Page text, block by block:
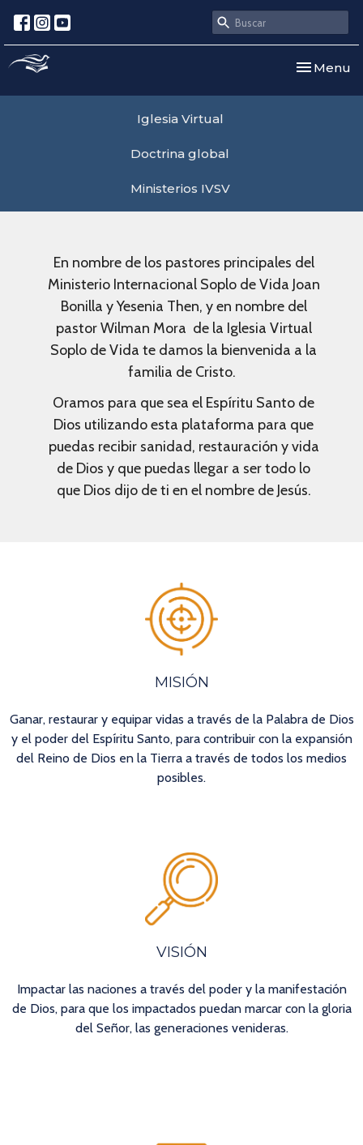
Toggle
Menu
Iglesia Virtual
Doctrina global
Ministerios IVSV
En nombre de los pastores principales del
Ministerio Internacional Soplo de Vida Joan
Bonilla y Yesenia Then, y en nombre del
pastor Wilman Mora de la Iglesia Virtual
Soplo de Vida te damos la bienvenida a la
familia de Cristo.
Oramos para que sea el Espíritu Santo de
Dios utilizando esta plataforma para que
puedas recibir sanidad, restauración y vida
de Dios y que puedas llegar a ser todo lo
que Dios dijo de ti en el nombre de Jesús.
MISIÓN
Ganar, restaurar y equipar vidas a través de la Palabra de Dios
y el poder del Espíritu Santo, para contribuir con la expansión
del Reino de Dios en la Tierra a través de todos los medios
posibles.
VISIÓN
Impactar las naciones a través del poder y la manifestación
de Dios, para que los impactados puedan marcar con la gloria
del Señor, las generaciones venideras.